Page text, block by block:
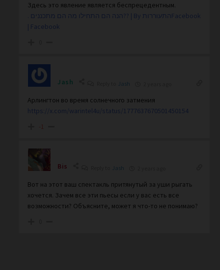
Здесь это явление является беспрецедентным.
| Facebook
Jash Jash
Арлингтон во время солнечного затмения
https://x.com/warintel4u/status/1777637670501450154
-1
Bis Jash
Вот на этот ваш спектакль притянутый за уши рыгать
хочется. Зачем все эти пьесы если у вас есть все
возможности? Объясните, может я что-то не понимаю?